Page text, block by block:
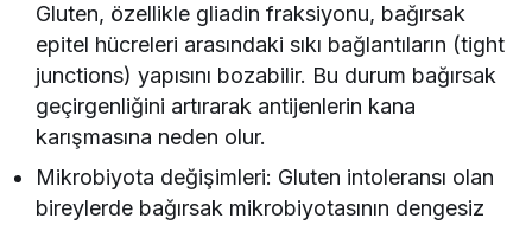
Gluten, özellikle gliadin fraksiyonu, bağırsak
epitel hücreleri arasındaki sıkı bağlantıların (tight
junctions) yapısını bozabilir. Bu durum bağırsak
geçirgenliğini artırarak antijenlerin kana
karışmasına neden olur.
Mikrobiyota değişimleri: Gluten intoleransı olan
bireylerde bağırsak mikrobiyotasının dengesiz